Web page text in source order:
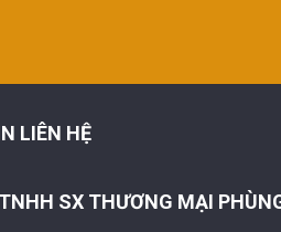
LIÊN HỆ
SX THƯƠNG MẠI